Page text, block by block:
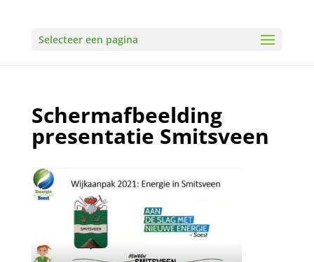
Selecteer een pagina
Schermafbeelding
presentatie Smitsveen